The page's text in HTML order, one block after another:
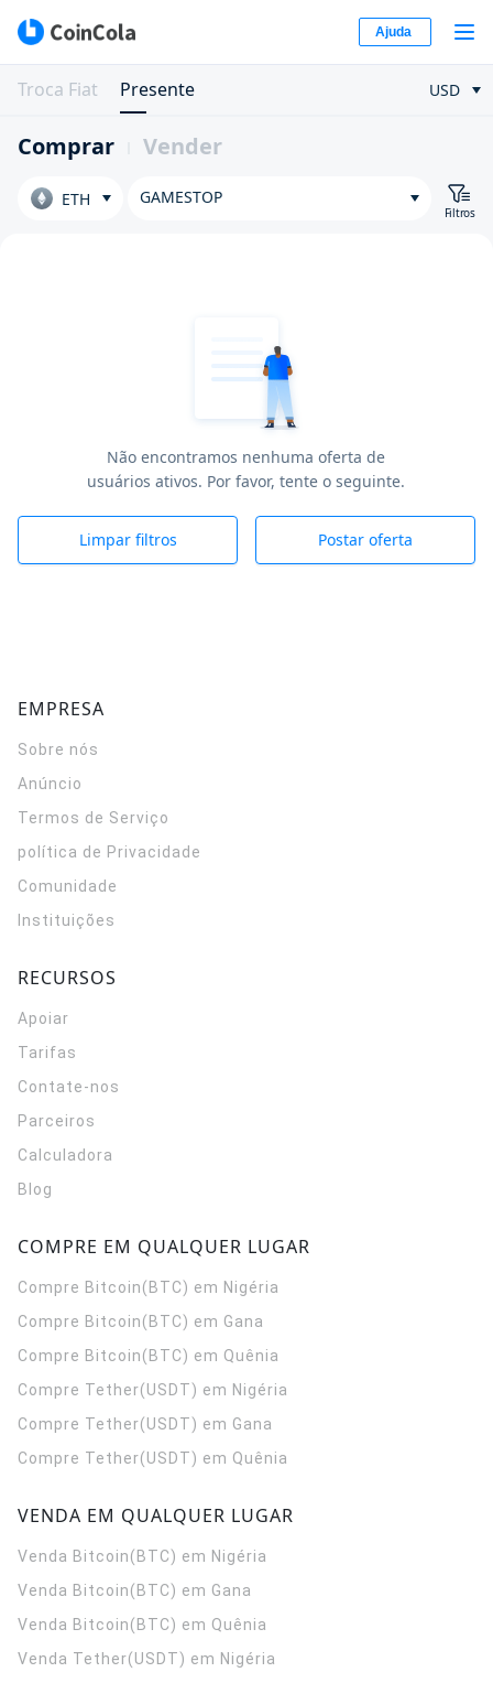
Ajuda
Troca Fiat Presente USD
Comprar Vender
ETH GAMESTOP
Filtros
Não encontramos nenhuma oferta de
usuários ativos. Por favor, tente o seguinte.
Limpar filtros Postar oferta
EMPRESA
Sobre nós
Anúncio
Termos de Serviço
política de Privacidade
Comunidade
Instituições
RECURSOS
Apoiar
Tarifas
Contate-nos
Parceiros
Calculadora
Blog
COMPRE EM QUALQUER LUGAR
Compre Bitcoin(BTC) em Nigéria
Compre Bitcoin(BTC) em Gana
Compre Bitcoin(BTC) em Quênia
Compre Tether(USDT) em Nigéria
Compre Tether(USDT) em Gana
Compre Tether(USDT) em Quênia
VENDA EM QUALQUER LUGAR
Venda Bitcoin(BTC) em Nigéria
Venda Bitcoin(BTC) em Gana
Venda Bitcoin(BTC) em Quênia
Venda Tether(USDT) em Nigéria